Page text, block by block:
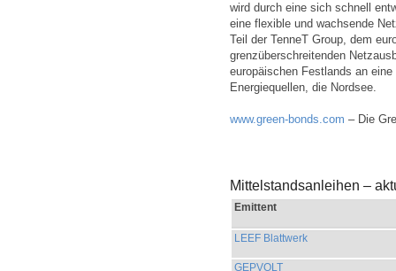
wird durch eine sich schnell
eine flexible und wachsende
Teil der TenneT Group, dem
grenzüberschreitenden
europäischen Festlands an
Energiequellen, die Nordsee.
www.green-bonds.com – Die
Mittelstandsanleihen –
Emittent
LEEF Blattwerk
GEPVOLT